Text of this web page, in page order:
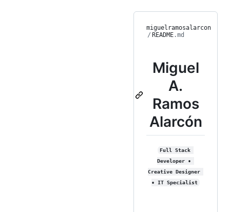
miguelramosalarcon
/ README.md
Miguel
A.
Ramos
Alarcón
Full Stack
Developer •
Creative Designer
• IT Specialist